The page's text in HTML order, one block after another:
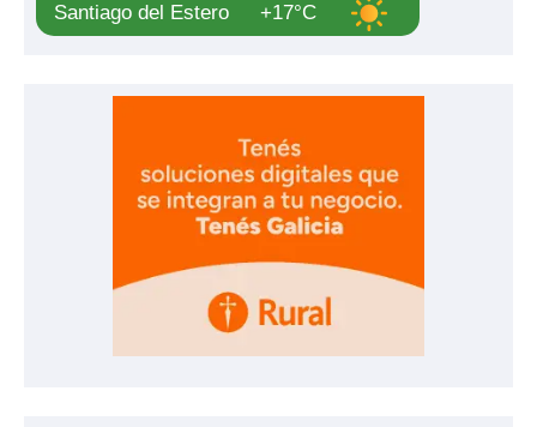
Santiago del Estero
+17°C